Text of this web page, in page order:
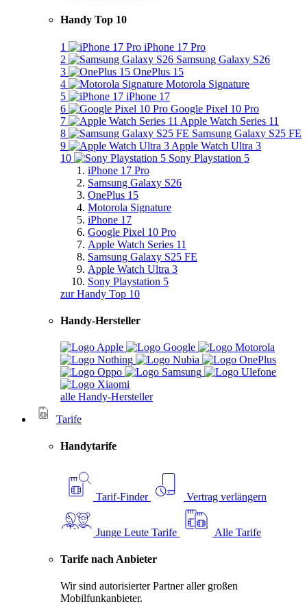
Handy Top 10
1
iPhone 17 Pro
2
Samsung Galaxy S26
3
OnePlus 15
4
Motorola Signature
5
iPhone 17
6
Google Pixel 10 Pro
7
Apple Watch Series 11
8
Samsung Galaxy S25 FE
9
Apple Watch Ultra 3
10
Sony Playstation 5
iPhone 17 Pro
Samsung Galaxy S26
OnePlus 15
Motorola Signature
iPhone 17
Google Pixel 10 Pro
Apple Watch Series 11
Samsung Galaxy S25 FE
Apple Watch Ultra 3
Sony Playstation 5
zur Handy Top 10
Handy-Hersteller
alle Handy-Hersteller
Tarife
Handytarife
Tarif-Finder Vertrag verlängern
Junge Leute Tarife Alle Tarife
Tarife nach Anbieter
Wir sind autorisierter Partner aller großen
Mobilfunkanbieter.